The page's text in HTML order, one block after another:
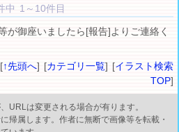
中 1～10件目
が御座いましたら[報告]よりご連絡く
↑先頭へ] [カテゴリ一覧] [イラスト検索
TOP]
URLは変更される場合が有ります。
帰属します。作者に無断で画像等を転載・